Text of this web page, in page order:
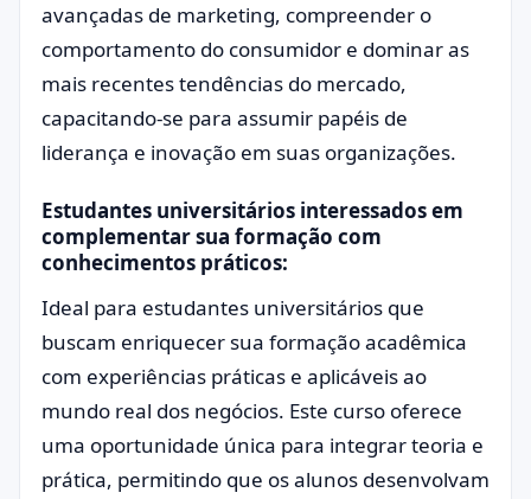
avançadas de marketing, compreender o
comportamento do consumidor e dominar as
mais recentes tendências do mercado,
capacitando-se para assumir papéis de
liderança e inovação em suas organizações.
Estudantes universitários interessados em
complementar sua formação com
conhecimentos práticos:
Ideal para estudantes universitários que
buscam enriquecer sua formação acadêmica
com experiências práticas e aplicáveis ao
mundo real dos negócios. Este curso oferece
uma oportunidade única para integrar teoria e
prática, permitindo que os alunos desenvolvam